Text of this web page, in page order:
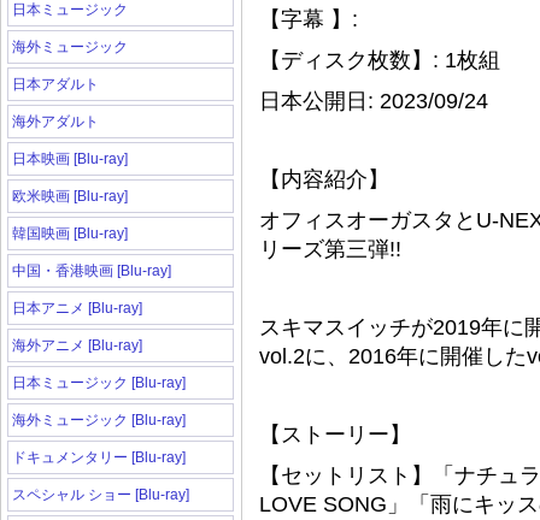
日本ミュージック
海外ミュージック
日本アダルト
海外アダルト
日本映画 [Blu-ray]
欧米映画 [Blu-ray]
韓国映画 [Blu-ray]
中国・香港映画 [Blu-ray]
日本アニメ [Blu-ray]
海外アニメ [Blu-ray]
日本ミュージック [Blu-ray]
海外ミュージック [Blu-ray]
ドキュメンタリー [Blu-ray]
スペシャル ショー [Blu-ray]
【字幕 】:
【ディスク枚数】: 1枚組
日本公開日: 2023/09/24
【内容紹介】
オフィスオーガスタとU-
リーズ第三弾!!
スキマスイッチが2019年に
vol.2に、2016年に開催した
【ストーリー】
【セットリスト】「ナチュ
LOVE SONG」「雨にキッ